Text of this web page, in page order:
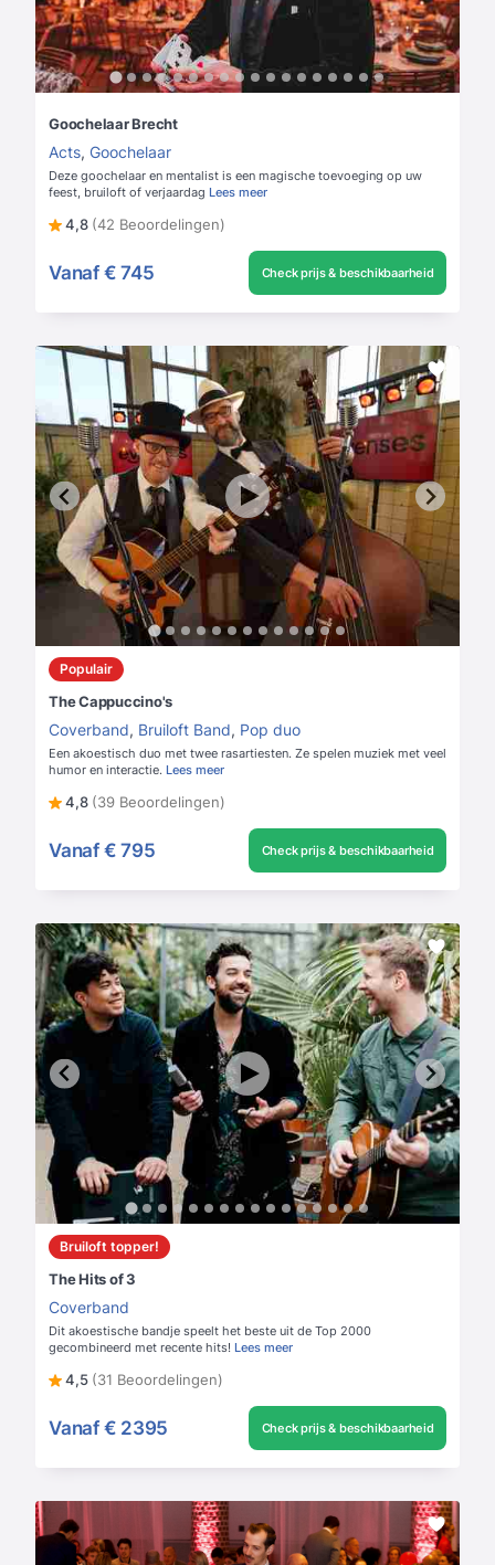
Goochelaar Brecht
Acts, Goochelaar
Deze goochelaar en mentalist is een magische toevoeging op uw
feest, bruiloft of verjaardag Lees meer
4,8 (42 Beoordelingen)
Vanaf € 745 Check prijs & beschikbaarheid
Populair
The Cappuccino's
Coverband, Bruiloft Band, Pop duo
Een akoestisch duo met twee rasartiesten. Ze spelen muziek met veel
humor en interactie. Lees meer
4,8 (39 Beoordelingen)
Vanaf € 795 Check prijs & beschikbaarheid
Bruiloft topper!
The Hits of 3
Coverband
Dit akoestische bandje speelt het beste uit de Top 2000
gecombineerd met recente hits! Lees meer
4,5 (31 Beoordelingen)
Vanaf € 2395 Check prijs & beschikbaarheid